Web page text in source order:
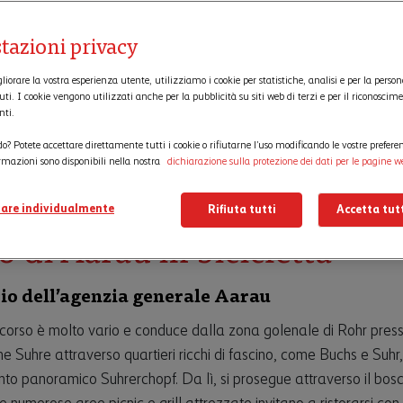
l’area verde per il
di Aarau in bicicletta
dell’agenzia generale Aarau
è molto vario e conduce dalla zona golenale di Rohr
Suhre attraverso quartieri ricchi di fascino, come Buchs e
panoramico Suhrerchopf. Da lì, si prosegue attraverso il
privacy
la vostra esperienza utente, utilizziamo i cookie per statistiche, analisi e per la
I cookie vengono utilizzati anche per la pubblicità su siti web di terzi e per il
Potete accettare direttamente tutti i cookie o rifiutarne l’uso modificando le vostre
sono disponibili nella nostra
dichiarazione sulla protezione dei dati per le pagine
individualmente Rifiuta tutti Accetta